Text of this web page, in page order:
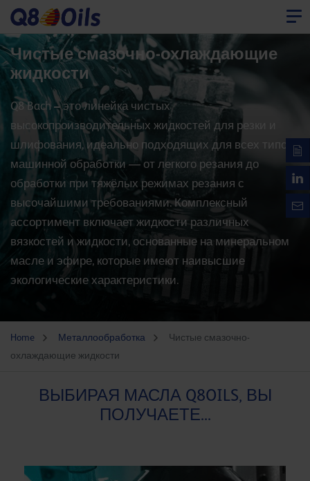
Чистые смазочно-охлаждающие
жидкости
Q8 Bach –это линейка чистых
высокопроизводительных жидкостей для резки и
шлифования, идеально подходящих для всех типов
машинной обработки — от легкого резания до
обработки при тяжёлых режимах резания с
высочайшими требованиями. Комплексный
ассортимент включает жидкости различных
вязкостей и жидкости, основанные на минеральном
масле и эфире, которые имеют наивысшие
экологические характеристики.
Home Металлообработка
Чистые смазочно-
охлаждающие жидкости
ВЫБИРАЯ МАСЛА Q8OILS, ВЫ
ПОЛУЧАЕТЕ...